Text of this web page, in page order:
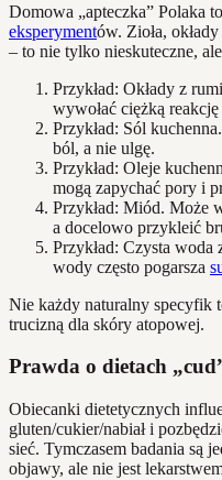
Domowa „apteczka” Polaka
eksperymentów. Zioła,
– to nie tylko nieskuteczne,
Przykład: Okłady z
wywołać ciężką
Przykład: Sól
ból, a nie ulgę.
Przykład: Oleje
mogą zapychać pory i
Przykład: Miód. Może
a docelowo przykleić
Przykład: Czysta
wody często pogarsza
Nie każdy naturalny specyfik
trucizną dla skóry atopowej.
Prawda o dietach
Obiecanki dietetycznych
gluten/cukier/nabiał i
sieć. Tymczasem badania są
objawy, ale nie jest